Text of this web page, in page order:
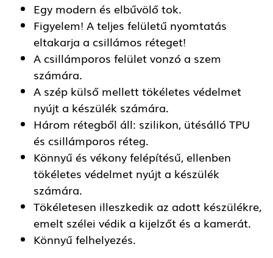
Egy modern és elbűvölő tok.
Figyelem! A teljes felületű nyomtatás
eltakarja a csillámos réteget!
A csillámporos felület vonzó a szem
számára.
A szép külső mellett tökéletes védelmet
nyújt a készülék számára.
Három rétegből áll: szilikon, ütésálló TPU
és csillámporos réteg.
Könnyű és vékony felépítésű, ellenben
tökéletes védelmet nyújt a készülék
számára.
Tökéletesen illeszkedik az adott készülékre,
emelt szélei védik a kijelzőt és a kamerát.
Könnyű felhelyezés.